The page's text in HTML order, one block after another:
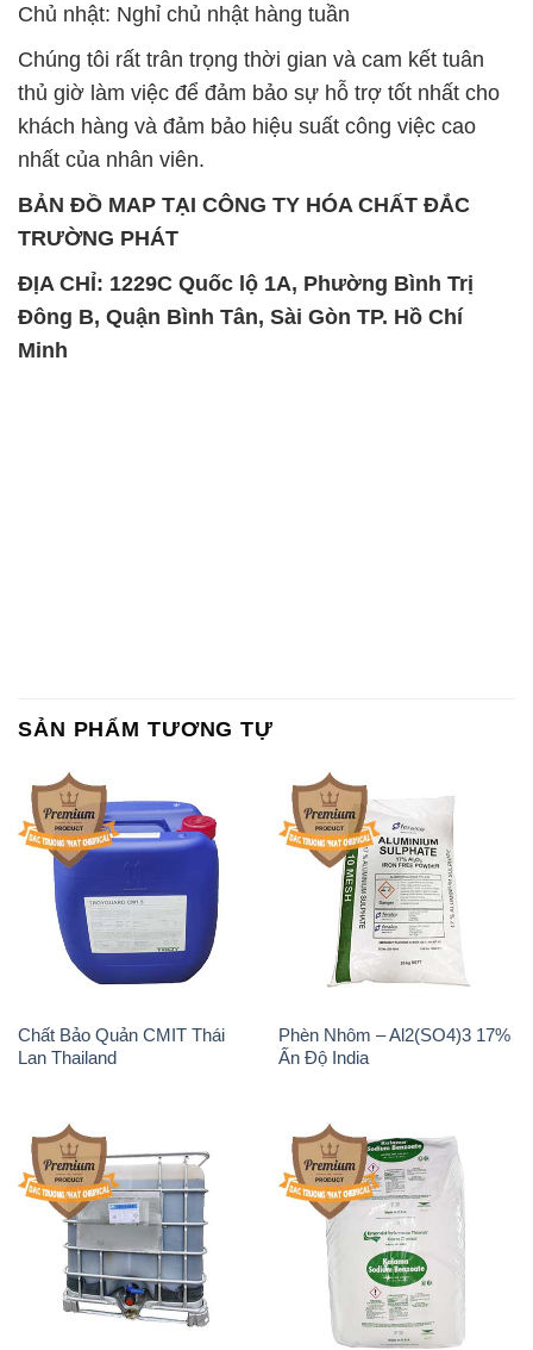
Chủ nhật: Nghỉ chủ nhật hàng tuần
Chúng tôi rất trân trọng thời gian và cam kết tuân
thủ giờ làm việc để đảm bảo sự hỗ trợ tốt nhất cho
khách hàng và đảm bảo hiệu suất công việc cao
nhất của nhân viên.
BẢN ĐỒ MAP TẠI CÔNG TY HÓA CHẤT ĐẮC
TRƯỜNG PHÁT
ĐỊA CHỈ: 1229C Quốc lộ 1A, Phường Bình Trị
Đông B, Quận Bình Tân, Sài Gòn TP. Hồ Chí
Minh
SẢN PHẨM TƯƠNG TỰ
Chất Bảo Quản CMIT Thái
Lan Thailand
Phèn Nhôm – Al2(SO4)3 17%
Ấn Độ India